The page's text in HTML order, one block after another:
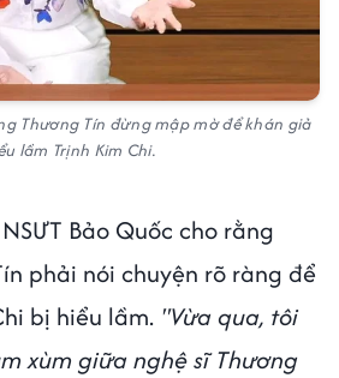
Thương Tín đừng mập mờ để khán giả
lầm Trịnh Kim Chi.
Bảo Quốc cho rằng
phải nói chuyện rõ ràng để
bị hiểu lầm. "Vừa qua, tôi
xùm giữa nghệ sĩ Thương